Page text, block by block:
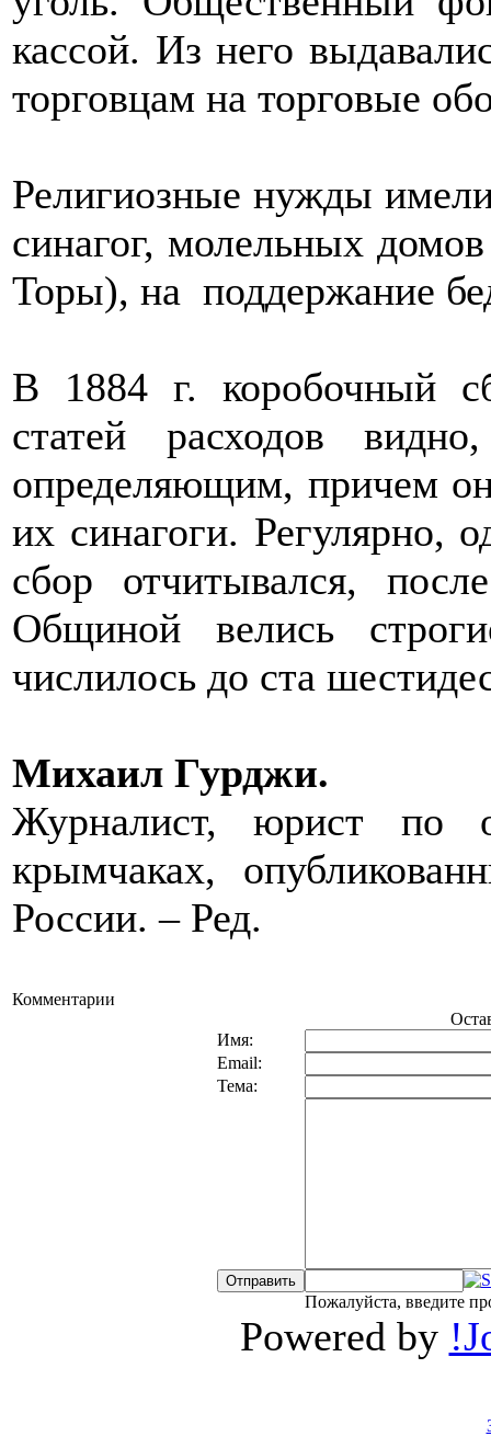
кассой. Из него
торговцам на торговые
Религиозные нужды
синагог, молельных
Торы), на поддержание
В 1884 г. коробочный
статей расходов
определяющим, причем
их синагоги. Регулярно,
сбор отчитывался,
Общиной велись
числилось до ста
Михаил Гурджи.
Журналист, юрист по
крымчаках,
России. – Ред.
Комментарии
Имя:
Email:
Тема:
Пожалуйста, введите
Powered by